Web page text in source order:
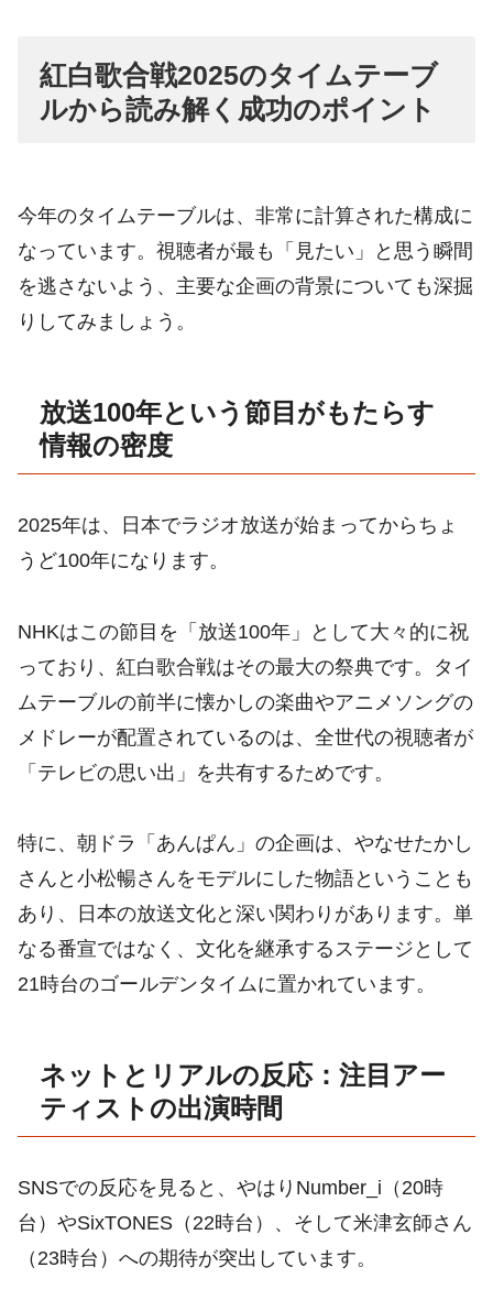
紅白歌合戦2025のタイムテーブ
ルから読み解く成功のポイント
今年のタイムテーブルは、非常に計算された構成に
なっています。視聴者が最も「見たい」と思う瞬間
を逃さないよう、主要な企画の背景についても深掘
りしてみましょう。
放送100年という節目がもたらす
情報の密度
2025年は、日本でラジオ放送が始まってからちょ
うど100年になります。
NHKはこの節目を「放送100年」として大々的に祝
っており、紅白歌合戦はその最大の祭典です。タイ
ムテーブルの前半に懐かしの楽曲やアニメソングの
メドレーが配置されているのは、全世代の視聴者が
「テレビの思い出」を共有するためです。
特に、朝ドラ「あんぱん」の企画は、やなせたかし
さんと小松暢さんをモデルにした物語ということも
あり、日本の放送文化と深い関わりがあります。単
なる番宣ではなく、文化を継承するステージとして
21時台のゴールデンタイムに置かれています。
ネットとリアルの反応：注目アー
ティストの出演時間
SNSでの反応を見ると、やはりNumber_i（20時
台）やSixTONES（22時台）、そして米津玄師さん
（23時台）への期待が突出しています。